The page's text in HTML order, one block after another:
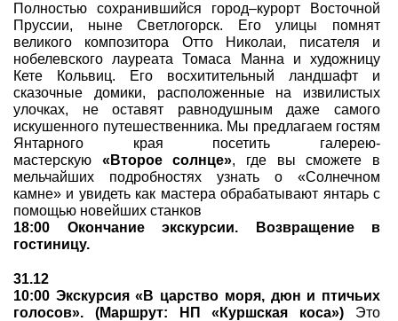
Полностью сохранившийся город–курорт Восточной
Пруссии, ныне Светлогорск. Его улицы помнят
великого композитора Отто Николаи, писателя и
нобелевского лауреата Томаса Манна и художницу
Кете Кольвиц. Его восхитительный ландшафт и
сказочные домики, расположенные на извилистых
улочках, не оставят равнодушным даже самого
искушенного путешественника. Мы предлагаем гостям
Янтарного края посетить галерею-
мастерскую «Второе солнце», где вы сможете в
мельчайших подробностях узнать о «Солнечном
камне» и увидеть как мастера обрабатывают янтарь с
помощью новейших станков
18:00 Окончание экскурсии. Возвращение в
гостиницу.
31.12
10:00 Экскурсия «В царство моря, дюн и птичьих
голосов». (Маршрут: НП «Куршская коса») Это